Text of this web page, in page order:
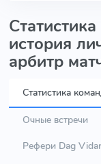
история
арбитр
Статистика
Очные встречи
Рефери Dag